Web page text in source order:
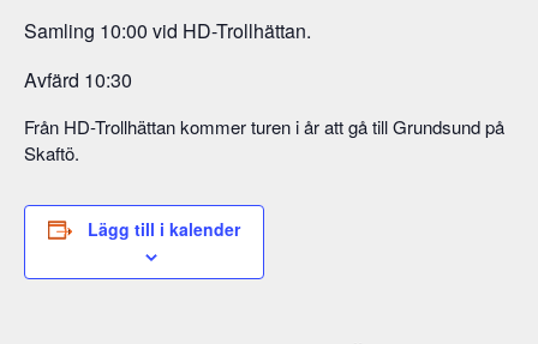
Samling 10:00 vid HD-Trollhättan.
Avfärd 10:30
Från HD-Trollhättan kommer turen i år att gå till Grundsund på
Skaftö.
Lägg till i kalender